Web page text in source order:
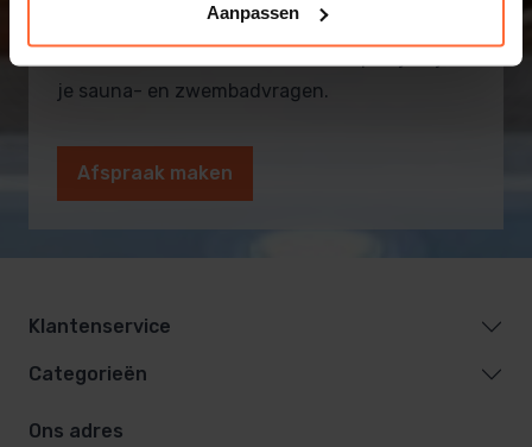
Aanpassen
je sauna- en zwembadvragen.
Afspraak maken
Klantenservice
Categorieën
Ons adres